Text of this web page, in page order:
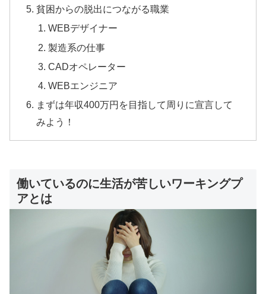
貧困からの脱出につながる職業
WEBデザイナー
製造系の仕事
CADオペレーター
WEBエンジニア
まずは年収400万円を目指して周りに宣言して
みよう！
働いているのに生活が苦しいワーキングプ
アとは